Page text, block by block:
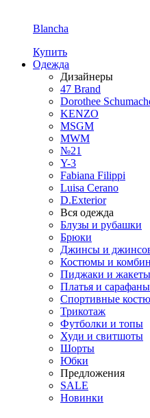
Blancha
Купить
Одежда
Дизайнеры
47 Brand
Dorothee
KENZO
MSGM
MWM
№21
Y-3
Fabiana Filippi
Luisa Cerano
D.Exterior
Вся одежда
Блузы и рубашки
Брюки
Джинсы и
Костюмы и
Пиджаки и жакеты
Платья и сарафаны
Спортивные
Трикотаж
Футболки и топы
Худи и свитшоты
Шорты
Юбки
Предложения
SALE
Новинки